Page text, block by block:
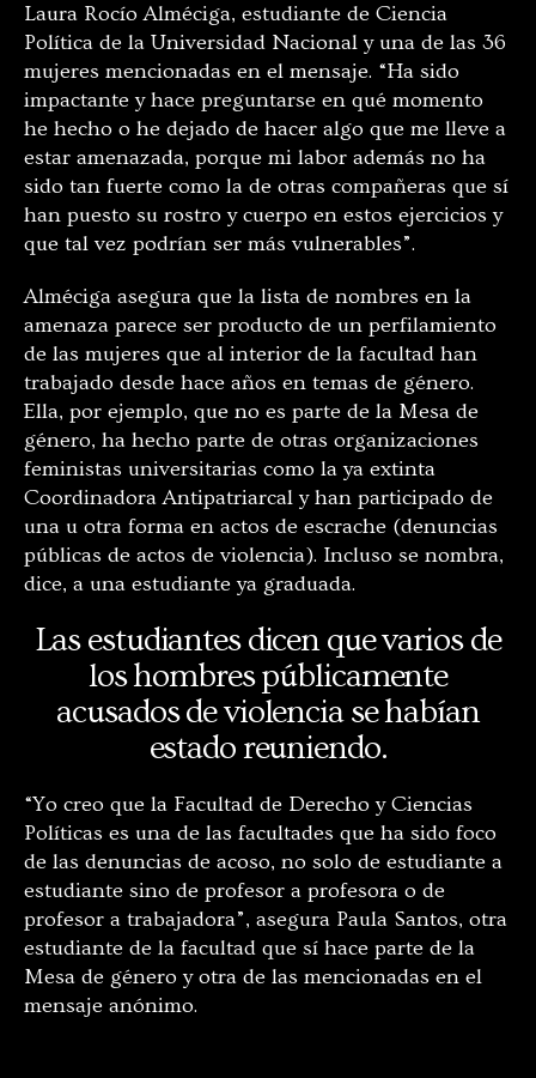
Laura Rocío Alméciga, estudiante de Ciencia
Política de la Universidad Nacional y una de las 36
mujeres mencionadas en el mensaje. “Ha sido
impactante y hace preguntarse en qué momento
he hecho o he dejado de hacer algo que me lleve a
estar amenazada, porque mi labor además no ha
sido tan fuerte como la de otras compañeras que sí
han puesto su rostro y cuerpo en estos ejercicios y
que tal vez podrían ser más vulnerables”.
Alméciga asegura que la lista de nombres en la
amenaza parece ser producto de un perfilamiento
de las mujeres que al interior de la facultad han
trabajado desde hace años en temas de género.
Ella, por ejemplo, que no es parte de la Mesa de
género, ha hecho parte de otras organizaciones
feministas universitarias como la ya extinta
Coordinadora Antipatriarcal y han participado de
una u otra forma en actos de escrache (denuncias
públicas de actos de violencia). Incluso se nombra,
dice, a una estudiante ya graduada.
Las estudiantes dicen que varios de
los hombres públicamente
acusados de violencia se habían
estado reuniendo.
“Yo creo que la Facultad de Derecho y Ciencias
Políticas es una de las facultades que ha sido foco
de las denuncias de acoso, no solo de estudiante a
estudiante sino de profesor a profesora o de
profesor a trabajadora”, asegura Paula Santos, otra
estudiante de la facultad que sí hace parte de la
Mesa de género y otra de las mencionadas en el
mensaje anónimo.